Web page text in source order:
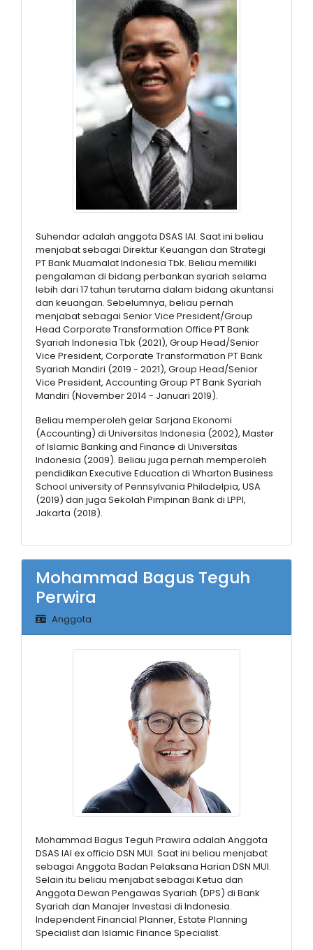
Suhendar adalah anggota DSAS IAI. Saat ini beliau
menjabat sebagai Direktur Keuangan dan Strategi
PT Bank Muamalat Indonesia Tbk. Beliau memiliki
pengalaman di bidang perbankan syariah selama
lebih dari 17 tahun terutama dalam bidang akuntansi
dan keuangan. Sebelumnya, beliau pernah
menjabat sebagai Senior Vice President/Group
Head Corporate Transformation Office PT Bank
Syariah Indonesia Tbk (2021), Group Head/Senior
Vice President, Corporate Transformation PT Bank
Syariah Mandiri (2019 - 2021), Group Head/Senior
Vice President, Accounting Group PT Bank Syariah
Mandiri (November 2014 - Januari 2019).
Beliau memperoleh gelar Sarjana Ekonomi
(Accounting) di Universitas Indonesia (2002), Master
of Islamic Banking and Finance di Universitas
Indonesia (2009). Beliau juga pernah memperoleh
pendidikan Executive Education di Wharton Business
School university of Pennsylvania Philadelpia, USA
(2019) dan juga Sekolah Pimpinan Bank di LPPI,
Jakarta (2018).
Mohammad Bagus Teguh
Perwira
Anggota
Mohammad Bagus Teguh Prawira adalah Anggota
DSAS IAI ex officio DSN MUI. Saat ini beliau menjabat
sebagai Anggota Badan Pelaksana Harian DSN MUI.
Selain itu beliau menjabat sebagai Ketua dan
Anggota Dewan Pengawas Syariah (DPS) di Bank
Syariah dan Manajer Investasi di Indonesia.
Independent Financial Planner, Estate Planning
Specialist dan Islamic Finance Specialist.